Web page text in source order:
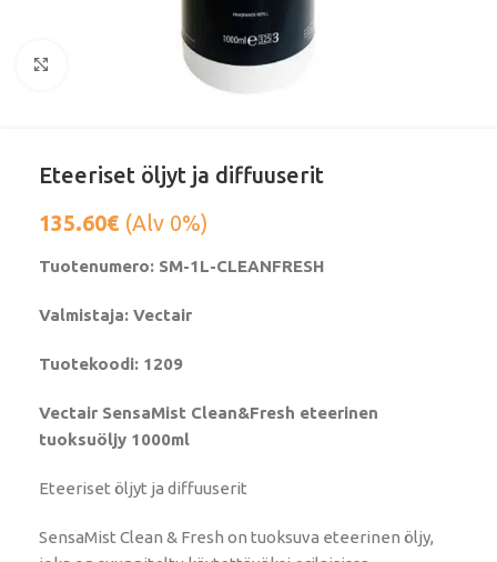
Klikkaa suurentaaksesi
Eteeriset öljyt ja diffuuserit
135.60€ (Alv 0%)
Tuotenumero: SM-1L-CLEANFRESH
Valmistaja: Vectair
Tuotekoodi: 1209
Vectair SensaMist Clean&Fresh eteerinen
tuoksuöljy 1000ml
Eteeriset öljyt ja diffuuserit
SensaMist Clean & Fresh on tuoksuva eteerinen öljy,